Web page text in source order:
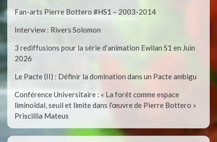
Fan-arts Pierre Bottero #HS1 – 2003-2014
Interview : Rivers Solomon
3 rediffusions pour la série d’animation Ewilan S1 en Juin
2026
Le Pacte (II) : Définir la domination dans un Pacte ambigu
Conférence Universitaire : « La forêt comme espace
liminoïdal, seuil et limite dans l’œuvre de Pierre Bottero »
Priscillia Mateus